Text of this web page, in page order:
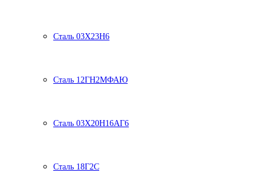
Сталь 03Х23Н6
Сталь 12ГН2МФАЮ
Сталь 03Х20Н16АГ6
Сталь 18Г2С